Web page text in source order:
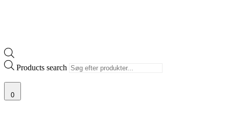
Products search
0